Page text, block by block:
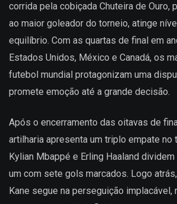
corrida pela cobiçada Chuteira de Ouro,
ao maior goleador do torneio, atinge
equilíbrio. Com as quartas de final em
Estados Unidos, México e Canadá, os
futebol mundial protagonizam uma
promete emoção até a grande decisão.
Após o encerramento das oitavas de
artilharia apresenta um triplo empate
Kylian Mbappé e Erling Haaland
um com sete gols marcados. Logo
Kane segue na perseguição implacável,